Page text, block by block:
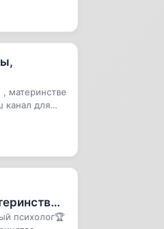
материнстве
канал для
|
психолог🏆